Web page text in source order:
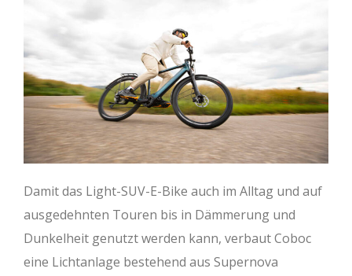
Damit das Light-SUV-E-Bike auch im Alltag und auf
ausgedehnten Touren bis in Dämmerung und
Dunkelheit genutzt werden kann, verbaut Coboc
eine Lichtanlage bestehend aus Supernova